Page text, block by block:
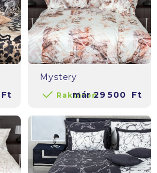
Ft
Mystery
Raktáron
már29 500 Ft